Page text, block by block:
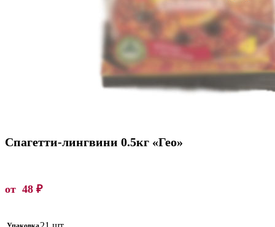
Спагетти-лингвини 0.5кг «Гео»
от 48 ₽